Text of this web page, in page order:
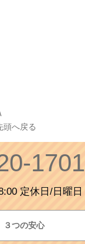
頭へ戻る
1701
定休日/日曜日
つの安心